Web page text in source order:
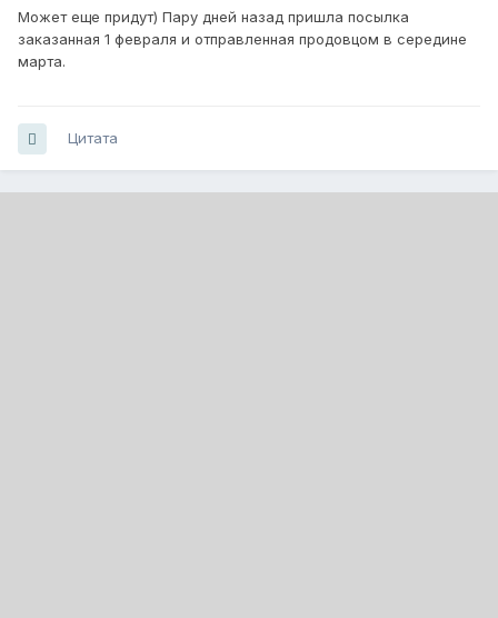
Может еще придут) Пару дней назад пришла посылка
заказанная 1 февраля и отправленная продовцом в середине
марта.
Цитата